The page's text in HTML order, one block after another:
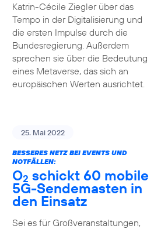
Katrin-Cécile Ziegler über das
Tempo in der Digitalisierung und
die ersten Impulse durch die
Bundesregierung. Außerdem
sprechen sie über die Bedeutung
eines Metaverse, das sich an
europäischen Werten ausrichtet.
25. Mai 2022
BESSERES NETZ BEI EVENTS UND
NOTFÄLLEN:
O2 schickt 60 mobile
5G-Sendemasten in
den Einsatz
Sei es für Großveranstaltungen,